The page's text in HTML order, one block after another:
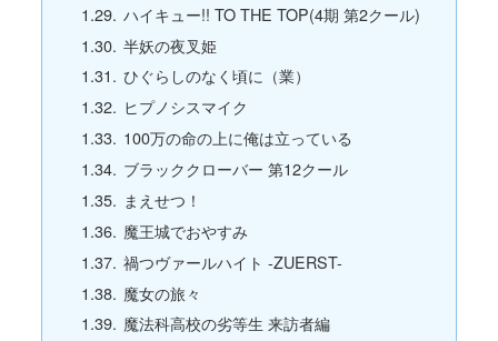
ハイキュー!! TO THE TOP(4期 第2クール)
半妖の夜叉姫
ひぐらしのなく頃に（業）
ヒプノシスマイク
100万の命の上に俺は立っている
ブラッククローバー 第12クール
まえせつ！
魔王城でおやすみ
禍つヴァールハイト -ZUERST-
魔女の旅々
魔法科高校の劣等生 来訪者編